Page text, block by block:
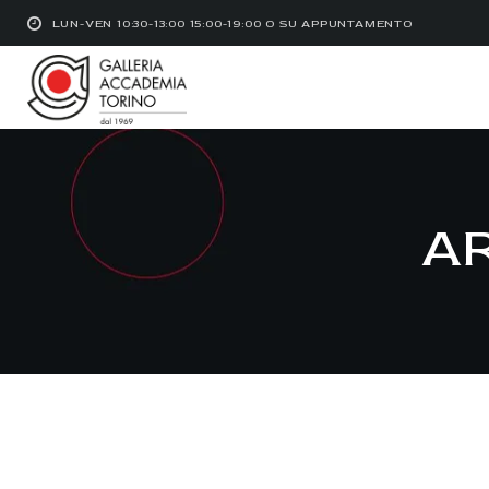
LUN-VEN 10:30-13:00 15:00-19:00 O SU APPUNTAMENTO